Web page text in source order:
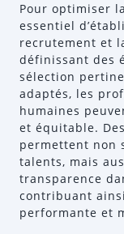
Pour optimiser
essentiel
recrutement et
définissant des
sélection
adaptés, les
humaines
et équitable.
permettent non
talents, mais
transparence
contribuant
performante et